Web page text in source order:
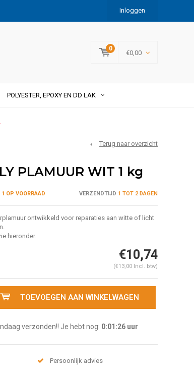
Inloggen
0
€0,00
POLYESTER, EPOXY EN DD LAK
Terug naar overzicht
PLAMUUR WIT 1 kg
1 OP VOORRAAD VERZENDTIJD 1 TOT 2 DAGEN
ontwikkeld voor reparaties aan witte of licht
hieronder.
€10,74
(€13,00 Incl. btw)
TOEVOEGEN AAN WINKELWAGEN
verzonden!! Je hebt nog: 0:01:25uur
Persoonlijk advies